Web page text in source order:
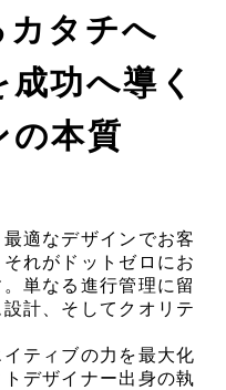
カタチへ
功へ導く
の本質
適なデザインでお客
れがドットゼロにお
単なる進行管理に留
計、そしてクオリテ
ティブの力を最大化
デザイナー出身の執